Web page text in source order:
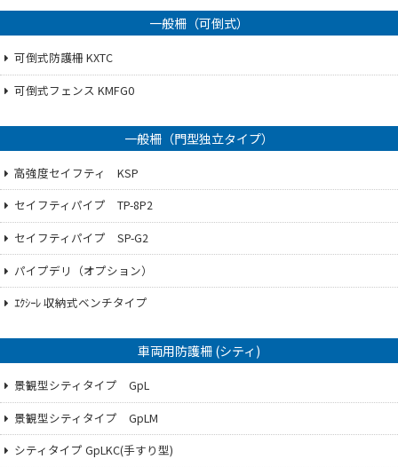
一般柵（可倒式）
可倒式防護柵 KXTC
可倒式フェンス KMFG0
一般柵（門型独立タイプ）
高強度セイフティ KSP
セイフティパイプ TP-8P2
セイフティパイプ SP-G2
パイプデリ（オプション）
ｴｸｼｰﾚ 収納式ベンチタイプ
車両用防護柵 (シティ)
景観型シティタイプ GpL
景観型シティタイプ GpLM
シティタイプ GpLKC(手すり型)